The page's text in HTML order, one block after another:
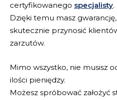
certyfikowanego specjalisty.
Dzięki temu masz
skutecznie przynosić
zarzutów.
Mimo wszystko, nie musisz
ilości pieniędzy.
Możesz spróbować założyć